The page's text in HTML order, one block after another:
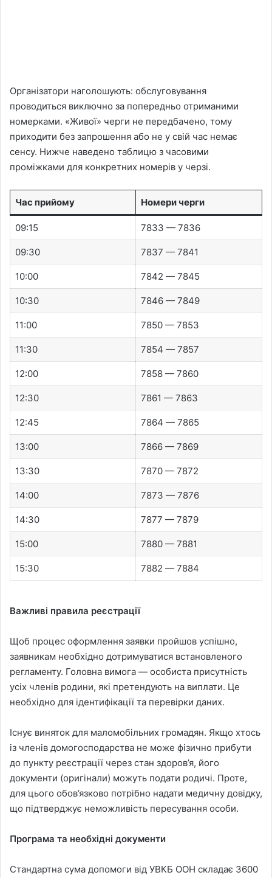
Організатори наголошують: обслуговування
проводиться виключно за попередньо отриманими
номерками. «Живої» черги не передбачено, тому
приходити без запрошення або не у свій час немає
сенсу. Нижче наведено таблицю з часовими
проміжками для конкретних номерів у черзі.
Час прийому Номери черги
09:15 7833 — 7836
09:30 7837 — 7841
10:00 7842 — 7845
10:30 7846 — 7849
11:00 7850 — 7853
11:30 7854 — 7857
12:00 7858 — 7860
12:30 7861 — 7863
12:45 7864 — 7865
13:00 7866 — 7869
13:30 7870 — 7872
14:00 7873 — 7876
14:30 7877 — 7879
15:00 7880 — 7881
15:30 7882 — 7884
Важливі правила реєстрації
Щоб процес оформлення заявки пройшов успішно,
заявникам необхідно дотримуватися встановленого
регламенту. Головна вимога — особиста присутність
усіх членів родини, які претендують на виплати. Це
необхідно для ідентифікації та перевірки даних.
Існує виняток для маломобільних громадян. Якщо хтось
із членів домогосподарства не може фізично прибути
до пункту реєстрації через стан здоров’я, його
документи (оригінали) можуть подати родичі. Проте,
для цього обов’язково потрібно надати медичну довідку,
що підтверджує неможливість пересування особи.
Програма та необхідні документи
Стандартна сума допомоги від УВКБ ООН складає 3600